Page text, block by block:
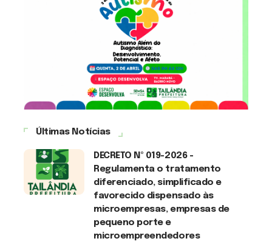
Últimas Notícias
DECRETO Nº 019-2026 -
Regulamenta o tratamento
diferenciado, simplificado e
favorecido dispensado às
microempresas, empresas de
pequeno porte e
microempreendedores